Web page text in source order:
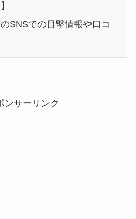
SNSでの目撃情報や口コ
ンサーリンク